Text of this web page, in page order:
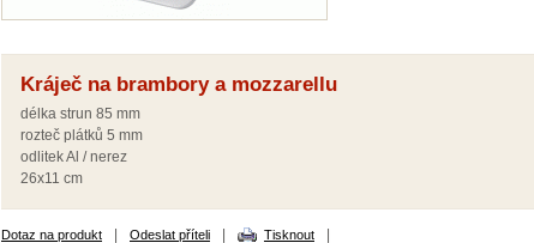
Kráječ na brambory a mozzarellu
délka strun 85 mm
rozteč plátků 5 mm
odlitek Al / nerez
26x11 cm
Dotaz na produkt Odeslat příteli Tisknout